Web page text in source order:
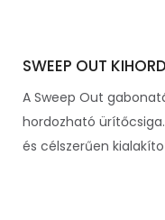
SWEEP OUT
A Sweep Out
hordozható
és célszerűen